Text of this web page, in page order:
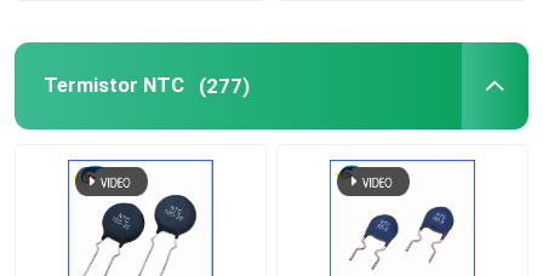
Termistor NTC (277)